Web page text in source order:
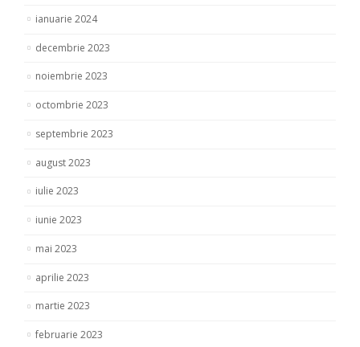
ianuarie 2024
decembrie 2023
noiembrie 2023
octombrie 2023
septembrie 2023
august 2023
iulie 2023
iunie 2023
mai 2023
aprilie 2023
martie 2023
februarie 2023